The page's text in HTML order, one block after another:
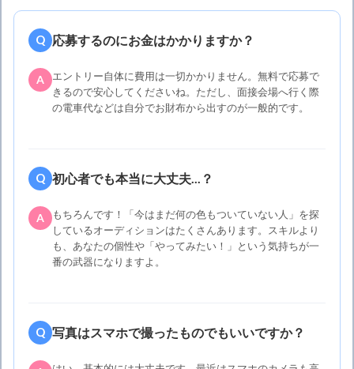
Q 応募するのにお金はかかりますか？
A
エントリー自体に費用は一切かかりません。無料で応募で
きるので安心してくださいね。ただし、面接会場へ行く際
の電車代などは自分でお財布から出すのが一般的です。
Q 初心者でも本当に大丈夫...？
A
もちろんです！「今はまだ何の色もついていない人」を探
しているオーディションはたくさんあります。スキルより
も、あなたの個性や「やってみたい！」という気持ちが一
番の武器になりますよ。
Q 写真はスマホで撮ったものでもいいですか？